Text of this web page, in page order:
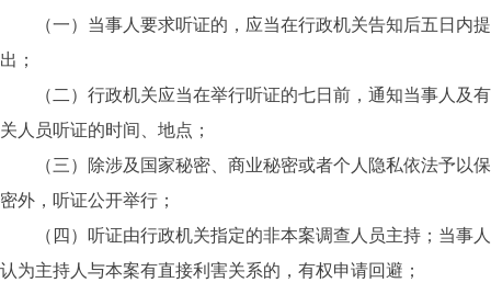
（一）当事人要求听证的，应当在行政机关告知后五日内提
出；
（二）行政机关应当在举行听证的七日前，通知当事人及有
关人员听证的时间、地点；
（三）除涉及国家秘密、商业秘密或者个人隐私依法予以保
密外，听证公开举行；
（四）听证由行政机关指定的非本案调查人员主持；当事人
认为主持人与本案有直接利害关系的，有权申请回避；